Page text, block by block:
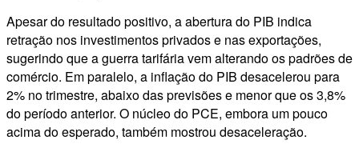
Apesar do resultado positivo, a abertura do PIB indica
retração nos investimentos privados e nas exportações,
sugerindo que a guerra tarifária vem alterando os padrões de
comércio. Em paralelo, a inflação do PIB desacelerou para
2% no trimestre, abaixo das previsões e menor que os 3,8%
do período anterior. O núcleo do PCE, embora um pouco
acima do esperado, também mostrou desaceleração.